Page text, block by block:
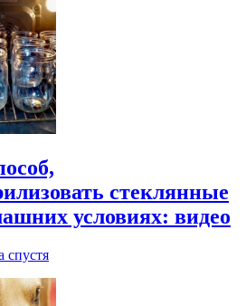
стеклянные
условиях: видео
спустя